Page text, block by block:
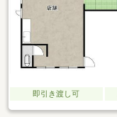
即引き渡し可